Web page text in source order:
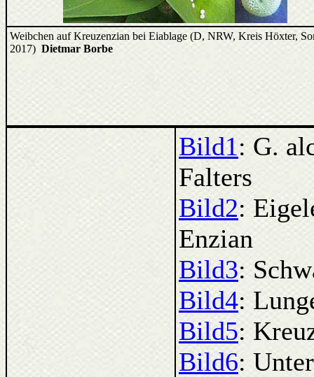
Weibchen auf Kreuzenzian bei Eiablage (D, NRW, Kreis Höxter,
2017) Dietmar Borbe
Bild1: G.
Falters
Bild2:
Enzian
Bild3:
Bild4:
Bild5:
Bild6: